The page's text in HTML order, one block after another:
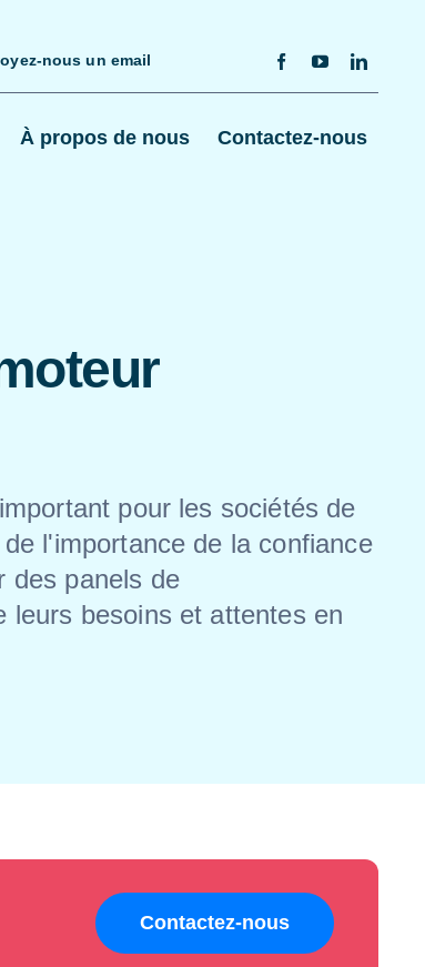
nous un email
À propos de nous Contactez-nous
pour les sociétés de
l'importance de la confiance
des panels de
leurs besoins et attentes en
Contactez-nous